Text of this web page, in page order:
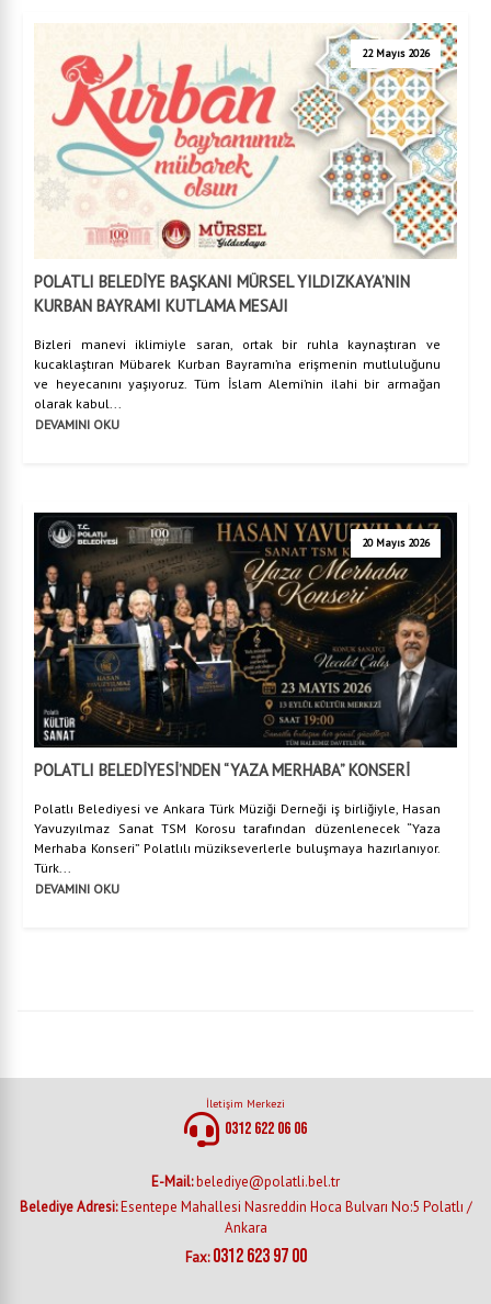
22 Mayıs 2026
POLATLI BELEDİYE BAŞKANI MÜRSEL YILDIZKAYA’NIN
KURBAN BAYRAMI KUTLAMA MESAJI
Bizleri manevi iklimiyle saran, ortak bir ruhla kaynaştıran ve
kucaklaştıran Mübarek Kurban Bayramı’na erişmenin mutluluğunu
ve heyecanını yaşıyoruz. Tüm İslam Alemi’nin ilahi bir armağan
olarak kabul...
DEVAMINI OKU
20 Mayıs 2026
POLATLI BELEDİYESİ’NDEN “YAZA MERHABA” KONSERİ
Polatlı Belediyesi ve Ankara Türk Müziği Derneği iş birliğiyle, Hasan
Yavuzyılmaz Sanat TSM Korosu tarafından düzenlenecek “Yaza
Merhaba Konseri” Polatlılı müzikseverlerle buluşmaya hazırlanıyor.
Türk...
DEVAMINI OKU
İletişim Merkezi
0312 622 06 06
E-Mail:belediye@polatli.bel.tr
Belediye Adresi:Esentepe Mahallesi Nasreddin Hoca Bulvarı No:5 Polatlı /
Ankara
Fax:0312 623 97 00